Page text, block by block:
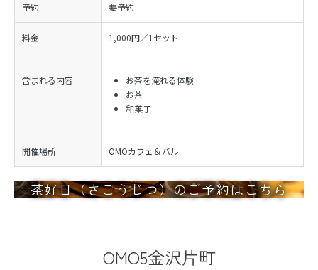
予約 要予約
料金 1,000円／1セット
含まれる内容
お茶を淹れる体験
お茶
和菓子
開催場所 OMOカフェ＆バル
茶好日（さこうじつ）のご予約はこちら
OMO5金沢片町